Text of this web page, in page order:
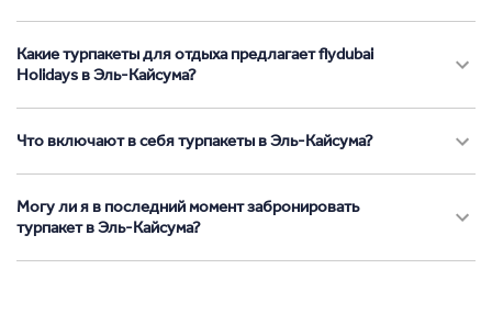
Какие турпакеты для отдыха предлагает flydubai
Holidays в Эль-Кайсума?
Что включают в себя турпакеты в Эль-Кайсума?
Могу ли я в последний момент забронировать
турпакет в Эль-Кайсума?